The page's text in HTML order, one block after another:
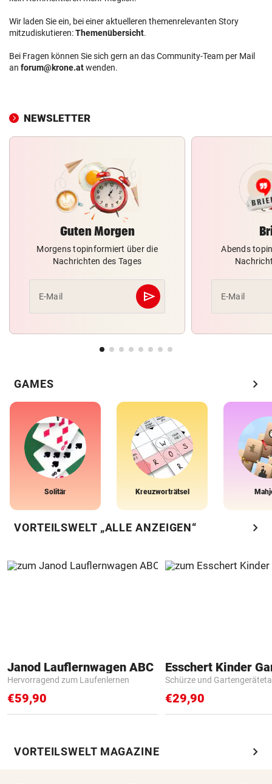
Wir laden Sie ein, bei einer aktuelleren themenrelevanten Story
mitzudiskutieren:Themenübersicht.
Bei Fragen können Sie sich gern an das Community-Team per Mail
an forum@krone.atwenden.
NEWSLETTER
Guten Morgen
Morgens topinformiert über die
Nachrichten des Tages
E-Mail send
Abschicken
Abends
E-Mail
GAMES chevron_right
Solitär Kreuzworträtsel
VORTEILSWELT „ALLE ANZEIGEN“ chevron_right
Janod Lauflernwagen ABC
Hervorragend zum Laufenlernen
€59,90
Schürze und
€29,90
VORTEILSWELT MAGAZINE chevron_right